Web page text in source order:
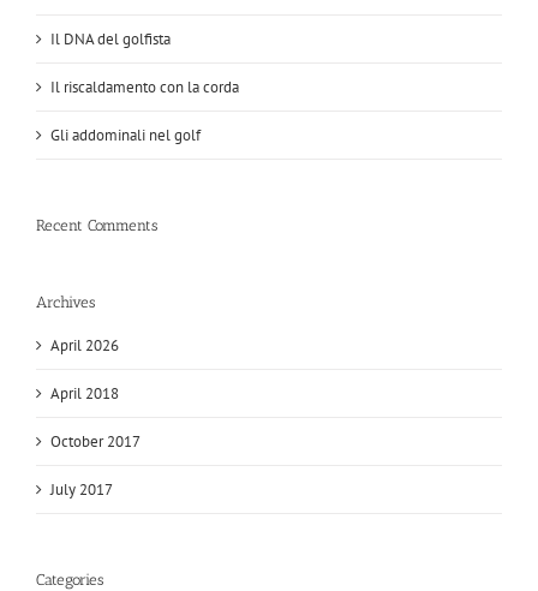
Il DNA del golfista
Il riscaldamento con la corda
Gli addominali nel golf
Recent Comments
Archives
April 2026
April 2018
October 2017
July 2017
Categories